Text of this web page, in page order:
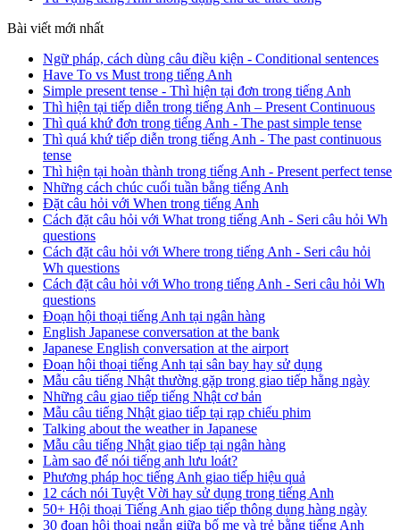
Bài viết mới nhất
Ngữ pháp, cách dùng câu điều kiện - Conditional sentences
Have To vs Must trong tiếng Anh
Simple present tense - Thì hiện tại đơn trong tiếng Anh
Thì hiện tại tiếp diễn trong tiếng Anh – Present Continuous
Thì quá khứ đơn trong tiếng Anh - The past simple tense
Thì quá khứ tiếp diễn trong tiếng Anh - The past continuous
tense
Thì hiện tại hoàn thành trong tiếng Anh - Present perfect tense
Những cách chúc cuối tuần bằng tiếng Anh
Đặt câu hỏi với When trong tiếng Anh
Cách đặt câu hỏi với What trong tiếng Anh - Seri câu hỏi Wh
questions
Cách đặt câu hỏi với Where trong tiếng Anh - Seri câu hỏi
Wh questions
Cách đặt câu hỏi với Who trong tiếng Anh - Seri câu hỏi Wh
questions
Đoạn hội thoại tiếng Anh tại ngân hàng
English Japanese conversation at the bank
Japanese English conversation at the airport
Đoạn hội thoại tiếng Anh tại sân bay hay sử dụng
Mẫu câu tiếng Nhật thường gặp trong giao tiếp hằng ngày
Những câu giao tiếp tiếng Nhật cơ bản
Mẫu câu tiếng Nhật giao tiếp tại rạp chiếu phim
Talking about the weather in Japanese
Mẫu câu tiếng Nhật giao tiếp tại ngân hàng
Làm sao để nói tiếng anh lưu loát?
Phương pháp học tiếng Anh giao tiếp hiệu quả
12 cách nói Tuyệt Vời hay sử dụng trong tiếng Anh
50+ Hội thoại Tiếng Anh giao tiếp thông dụng hàng ngày
30 đoạn hội thoại ngắn giữa bố mẹ và trẻ bằng tiếng Anh